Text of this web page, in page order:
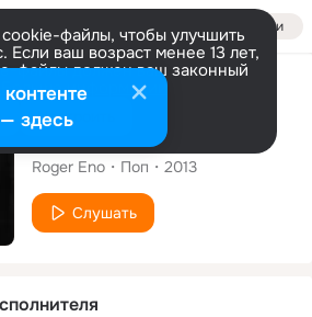
Войти
файлы, чтобы улучшить
Если ваш возраст менее 13 лет,
файлы должен ваш законный
Больше информации
Настроить
Альбом
Ted Sheldrake
Roger Eno Поп 2013
Слушать
здесь